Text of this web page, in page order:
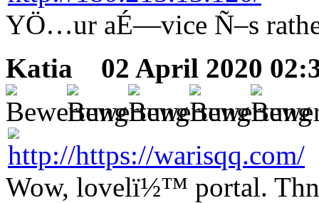
YÖ…ur aÉ—vice Ñ–s
Katia
02 April 2020
Wow, lovelï½™ portal.